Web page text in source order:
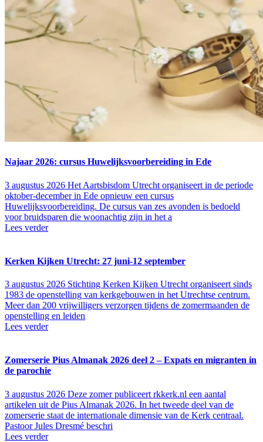
Najaar 2026: cursus Huwelijksvoorbereiding in Ede
3 augustus 2026 Het Aartsbisdom Utrecht organiseert in de periode
oktober-december in Ede opnieuw een cursus
Huwelijksvoorbereiding. De cursus van zes avonden is bedoeld
voor bruidsparen die woonachtig zijn in het a
Lees verder
Kerken Kijken Utrecht: 27 juni-12 september
3 augustus 2026 Stichting Kerken Kijken Utrecht organiseert sinds
1983 de openstelling van kerkgebouwen in het Utrechtse centrum.
Meer dan 200 vrijwilligers verzorgen tijdens de zomermaanden de
openstelling en leiden
Lees verder
Zomerserie Pius Almanak 2026 deel 2 – Expats en migranten in
de parochie
3 augustus 2026 Deze zomer publiceert rkkerk.nl een aantal
artikelen uit de Pius Almanak 2026. In het tweede deel van de
zomerserie staat de internationale dimensie van de Kerk centraal.
Pastoor Jules Dresmé beschri
Lees verder